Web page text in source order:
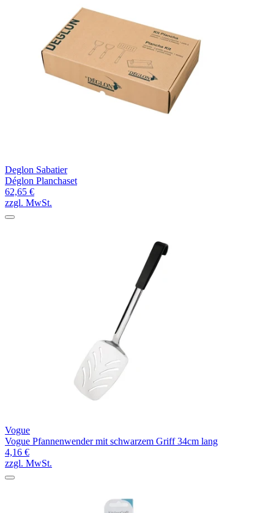
Deglon Sabatier
Déglon Planchaset
62,65 €
zzgl. MwSt.
Vogue
Vogue Pfannenwender mit schwarzem Griff 34cm lang
4,16 €
zzgl. MwSt.